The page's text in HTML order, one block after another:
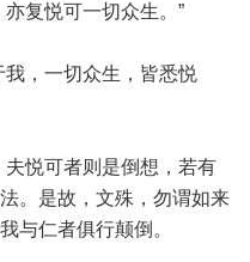
复悦可一切众生。”
我，一切众生，皆悉悦
悦可者则是倒想，若有
。是故，文殊，勿谓如来
与仁者俱行颠倒。